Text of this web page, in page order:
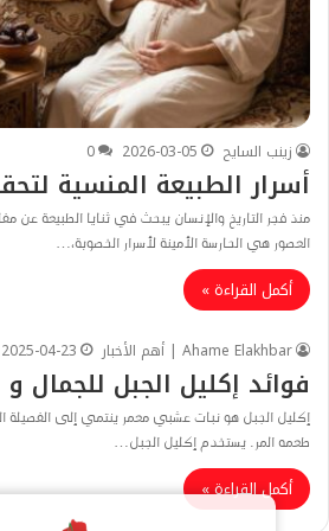
زينب السايح
2026-03-05
0
​أسرار الطبيعة المنسية
​منذ فجر التاريخ والإنسان يبحث في ثنايا الطبيعة عن
العصور هي الحارسة الأمينة لأسرار الخصوبة،…
أكمل القراءة »
Ahame Elakhbar | أهم الأخبار
2025-04-23
فوائد إكليل الجبل للجمال
إكليل الجبل هو نبات عشبي معمر ينتمي إلى الفصيلة
طعمه المر. يستخدم إكليل الجبل…
أكمل القراءة »